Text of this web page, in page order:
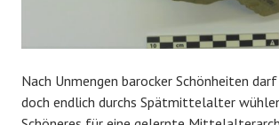
Nach Unmengen barocker Schönheiten
doch endlich durchs Spätmittelalter